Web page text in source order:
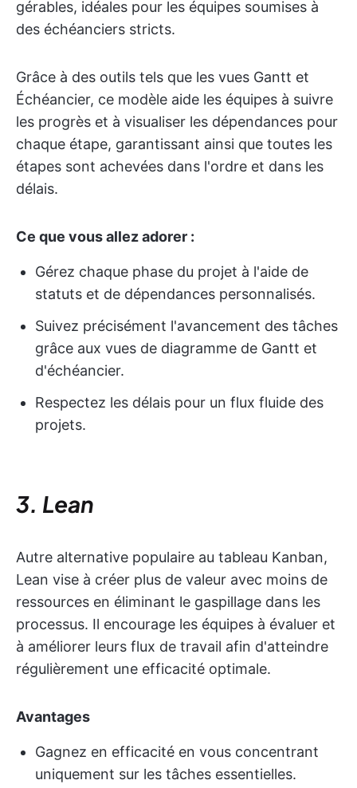
gérables, idéales pour les équipes soumises à
des échéanciers stricts.
Grâce à des outils tels que les vues Gantt et
Échéancier, ce modèle aide les équipes à suivre
les progrès et à visualiser les dépendances pour
chaque étape, garantissant ainsi que toutes les
étapes sont achevées dans l'ordre et dans les
délais.
Ce que vous allez adorer :
Gérez chaque phase du projet à l'aide de
statuts et de dépendances personnalisés.
Suivez précisément l'avancement des tâches
grâce aux vues de diagramme de Gantt et
d'échéancier.
Respectez les délais pour un flux fluide des
projets.
3. Lean
Autre alternative populaire au tableau Kanban,
Lean vise à créer plus de valeur avec moins de
ressources en éliminant le gaspillage dans les
processus. Il encourage les équipes à évaluer et
à améliorer leurs flux de travail afin d'atteindre
régulièrement une efficacité optimale.
Avantages
Gagnez en efficacité en vous concentrant
uniquement sur les tâches essentielles.